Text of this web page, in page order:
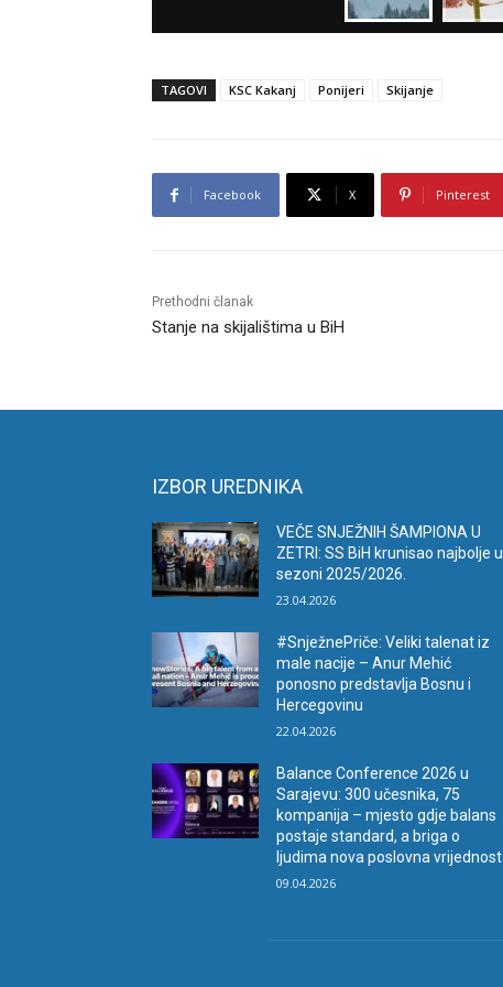
TAGOVI KSC Kakanj Ponijeri Skijanje
Facebook X Pinterest
Prethodni članak
Stanje na skijalištima u BiH
IZBOR UREDNIKA
VEČE SNJEŽNIH ŠAMPIONA U
ZETRI: SS BiH krunisao najbolje u
sezoni 2025/2026.
23.04.2026
#SnježnePriče: Veliki talenat iz
male nacije – Anur Mehić
ponosno predstavlja Bosnu i
Hercegovinu
22.04.2026
Balance Conference 2026 u
Sarajevu: 300 učesnika, 75
kompanija – mjesto gdje balans
postaje standard, a briga o
ljudima nova poslovna vrijednost
09.04.2026